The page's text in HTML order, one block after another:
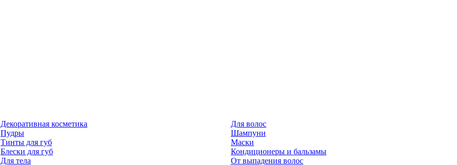
Декоративная косметика
Пудры
Тинты для губ
Блески для губ
Для тела
Для волос
Шампуни
Маски
Кондиционеры и бальзамы
От выпадения волос